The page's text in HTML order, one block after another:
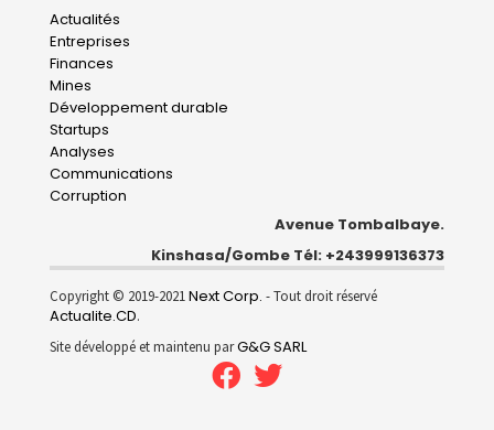
Main
navigation
Actualités
Entreprises
Finances
Mines
Développement durable
Startups
Analyses
Communications
Corruption
Avenue Tombalbaye.
Kinshasa/Gombe Tél: +243999136373
Copyright © 2019-2021Next Corp. - Tout droit réservé
Actualite.CD.
Site développé et maintenu parG&G SARL